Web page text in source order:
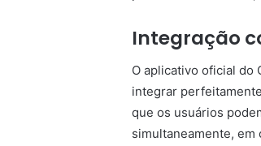
Integração
O aplicativo oficial do
integrar
que os usuários
simultaneamente,